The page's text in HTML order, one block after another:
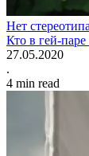
Нет
Кто в гей-
27.05.2020
.
4 min read